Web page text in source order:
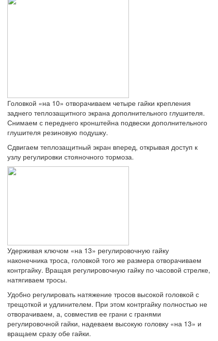
Головкой «на 10» отворачиваем четыре гайки крепления
заднего теплозащитного экрана дополнительного глушителя.
Снимаем с переднего кронштейна подвески дополнительного
глушителя резиновую подушку.
Сдвигаем теплозащитный экран вперед, открывая доступ к
узлу регулировки стояночного тормоза.
Удерживая ключом «на 13» регулировочную гайку
наконечника троса, головкой того же размера отворачиваем
контргайку. Вращая регулировочную гайку по часовой стрелке,
натягиваем тросы.
Удобно регулировать натяжение тросов высокой головкой с
трещоткой и удлинителем. При этом контргайку полностью не
отворачиваем, а, совместив ее грани с гранями
регулировочной гайки, надеваем высокую головку «на 13» и
вращаем сразу обе гайки.